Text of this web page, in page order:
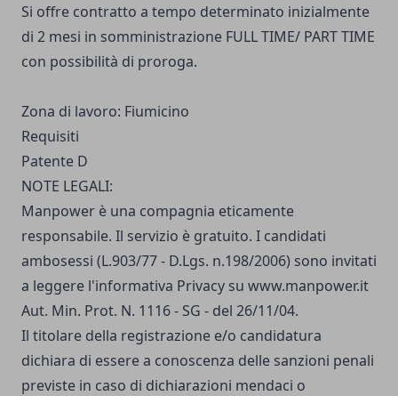
Si offre contratto a tempo determinato inizialmente
di 2 mesi in somministrazione FULL TIME/ PART TIME
con possibilità di proroga.
Zona di lavoro: Fiumicino
Requisiti
Patente D
NOTE LEGALI:
Manpower è una compagnia eticamente
responsabile. Il servizio è gratuito. I candidati
ambosessi (L.903/77 - D.Lgs. n.198/2006) sono invitati
a leggere l'informativa Privacy su www.manpower.it
Aut. Min. Prot. N. 1116 - SG - del 26/11/04.
Il titolare della registrazione e/o candidatura
dichiara di essere a conoscenza delle sanzioni penali
previste in caso di dichiarazioni mendaci o